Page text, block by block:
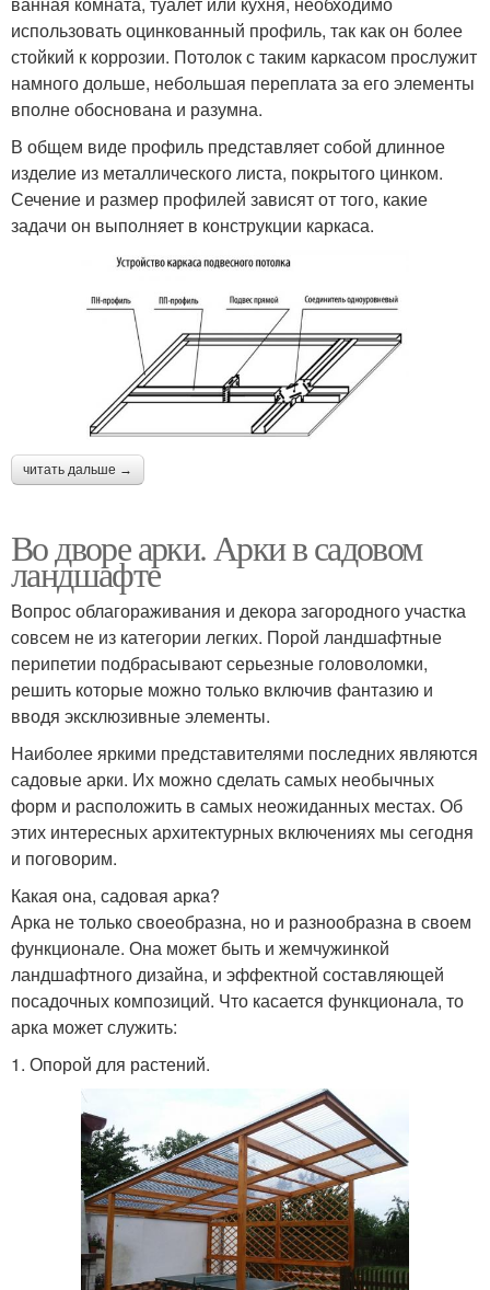
использовать оцинкованный профиль, так как он более
стойкий к коррозии. Потолок с таким каркасом прослужит
намного дольше, небольшая переплата за его элементы
вполне обоснована и разумна.
В общем виде профиль представляет собой длинное
изделие из металлического листа, покрытого цинком.
Сечение и размер профилей зависят от того, какие
задачи он выполняет в конструкции каркаса.
читать дальше →
Во дворе арки. Арки в садовом
ландшафте
Вопрос облагораживания и декора загородного участка
совсем не из категории легких. Порой ландшафтные
перипетии подбрасывают серьезные головоломки,
решить которые можно только включив фантазию и
вводя эксклюзивные элементы.
Наиболее яркими представителями последних являются
садовые арки. Их можно сделать самых необычных
форм и расположить в самых неожиданных местах. Об
этих интересных архитектурных включениях мы сегодня
и поговорим.
Какая она, садовая арка?
Арка не только своеобразна, но и разнообразна в своем
функционале. Она может быть и жемчужинкой
ландшафтного дизайна, и эффектной составляющей
посадочных композиций. Что касается функционала, то
арка может служить:
1. Опорой для растений.